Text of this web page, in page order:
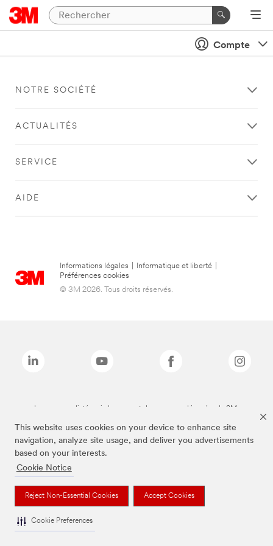
This website uses cookies on your device to enhance site
navigation, analyze site usage, and deliver you advertisements
based on your interests.
Cookie Notice
Reject Non-Essential Cookies Accept Cookies
Cookie Preferences
Compte
NOTRE SOCIÉTÉ
ACTUALITÉS
SERVICE
AIDE
Informations légales Informatique et liberté
Préférences cookies
© 3M 2026. Tous droits réservés.
Les marques listées ci-dessus sont des marques déposées de 3M.